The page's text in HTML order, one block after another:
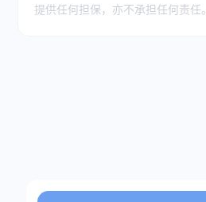
提供任何担保，亦不承担任何责任。